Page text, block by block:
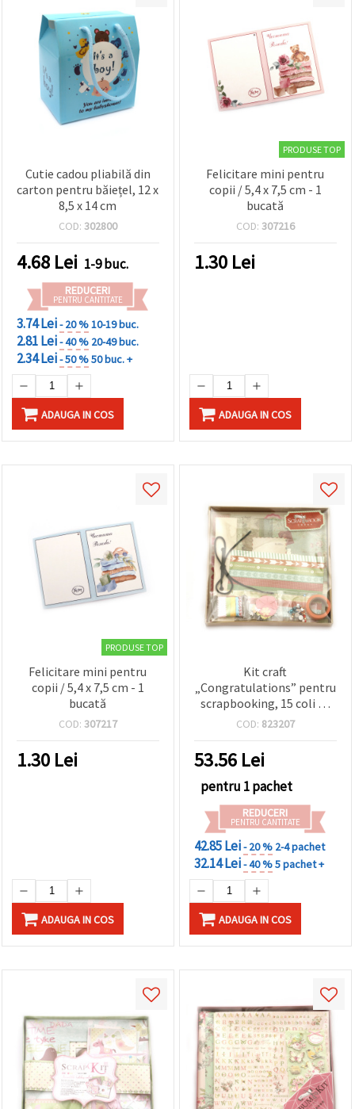
Cutie cadou pliabilă din
carton pentru băiețel, 12 x
8,5 x 14 cm
COD: 302800
4.68 Lei 1-9 buc.
REDUCERI
PENTRU CANTITATE
3.74 Lei- 20 %10-19 buc.
2.81 Lei- 40 % 20-49 buc.
2.34 Lei- 50 %50 buc. +
ADAUGA IN COS
PRODUSE TOP
Felicitare mini pentru
copii / 5,4 x 7,5 cm - 1
bucată
COD: 307216
1.30 Lei
ADAUGA IN COS
PRODUSE TOP
Felicitare mini pentru
copii / 5,4 x 7,5 cm - 1
bucată
COD: 307217
1.30 Lei
ADAUGA IN COS
Kit craft
„Congratulations” pentru
scrapbooking, 15 coli de
hârtie (21x22 cm),
materiale decorative
mixte pentru albume și
scrapbooking
COD: 823207
53.56 Lei
pentru 1 pachet
REDUCERI
PENTRU CANTITATE
42.85 Lei- 20 % 2-4 pachet
32.14 Lei- 40 %5 pachet +
ADAUGA IN COS